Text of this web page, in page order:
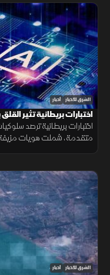
الشرق للأخبار أخبار
اختبارات بريطانية تثير
اختبارات بريطانية ترصد
متقدمة، شملت هويات
الشرق للأخبار أخبار